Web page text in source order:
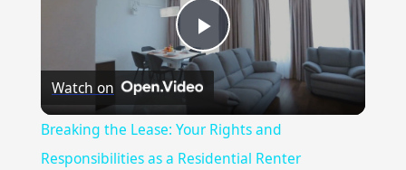
Play
Video
Watch on
Breaking the Lease: Your Rights and
Responsibilities as a Residential Renter